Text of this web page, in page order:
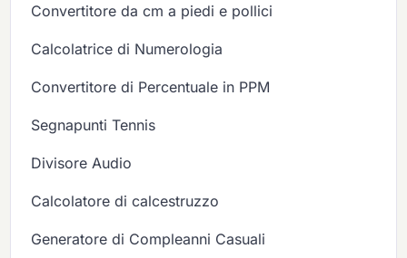
Convertitore da cm a piedi e pollici
Calcolatrice di Numerologia
Convertitore di Percentuale in PPM
Segnapunti Tennis
Divisore Audio
Calcolatore di calcestruzzo
Generatore di Compleanni Casuali